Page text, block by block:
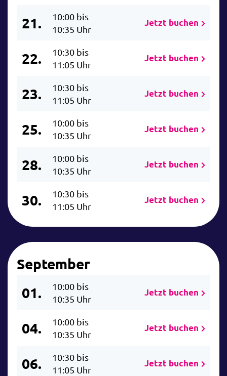
21.
10:00 bis
10:35 Uhr
Jetzt buchen
22.
10:30 bis
11:05 Uhr
Jetzt buchen
23.
10:30 bis
11:05 Uhr
Jetzt buchen
25.
10:00 bis
10:35 Uhr
Jetzt buchen
28.
10:00 bis
10:35 Uhr
Jetzt buchen
30.
10:30 bis
11:05 Uhr
Jetzt buchen
September
01.
10:00 bis
10:35 Uhr
Jetzt buchen
04.
10:00 bis
10:35 Uhr
Jetzt buchen
06.
10:30 bis
11:05 Uhr
Jetzt buchen